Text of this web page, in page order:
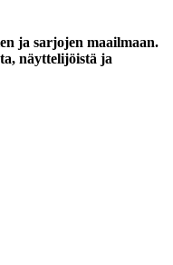
ja sarjojen maailmaan.
näyttelijöistä ja